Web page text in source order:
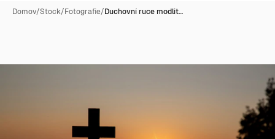
Domov/Stock/Fotografie/Duchovní ruce modlit…